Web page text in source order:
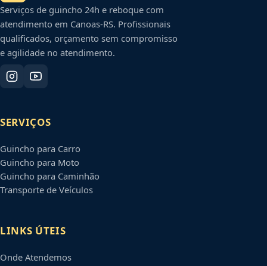
Serviços de guincho 24h e reboque com
atendimento em Canoas-RS. Profissionais
qualificados, orçamento sem compromisso
e agilidade no atendimento.
SERVIÇOS
Guincho para Carro
Guincho para Moto
Guincho para Caminhão
Transporte de Veículos
LINKS ÚTEIS
Onde Atendemos